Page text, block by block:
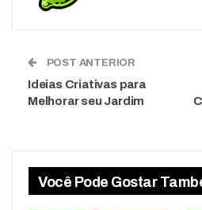
POST ANTERIOR
Ideias Criativas para
Melhorar seu Jardim
Você Pode Gostar